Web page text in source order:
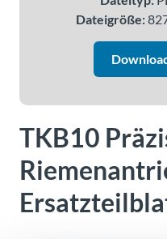
Dateigröße:
TKB10
Anwendungen
Über
Kontakt
zu einem
Ingenieur